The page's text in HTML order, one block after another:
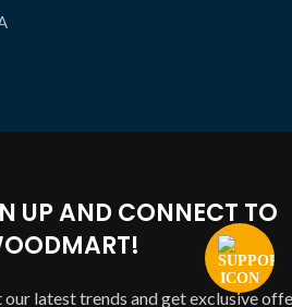
UP AND CONNECT TO
latest trends and get exclusive